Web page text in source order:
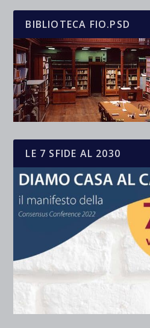
BIBLIOTECA FIO.PSD
LE 7 SFIDE AL 2030